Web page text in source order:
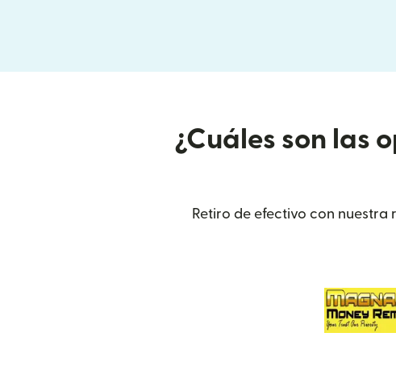
¿Cuáles son las
Retiro de efectivo con